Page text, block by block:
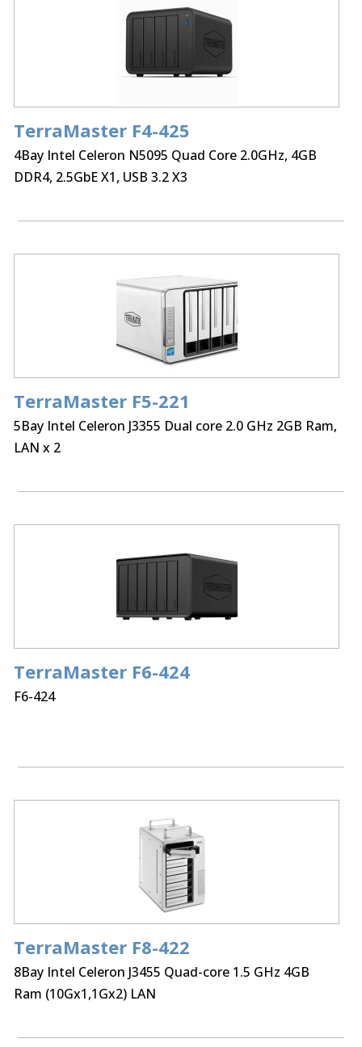
TerraMaster F4-425
4Bay Intel Celeron N5095 Quad Core 2.0GHz, 4GB
DDR4, 2.5GbE X1, USB 3.2 X3
TerraMaster F5-221
5Bay Intel Celeron J3355 Dual core 2.0 GHz 2GB Ram,
LAN x 2
TerraMaster F6-424
F6-424
External Ports:LAN x 2 (2,5GbE)
TerraMaster F8-422
8Bay Intel Celeron J3455 Quad-core 1.5 GHz 4GB
Ram (10Gx1,1Gx2) LAN